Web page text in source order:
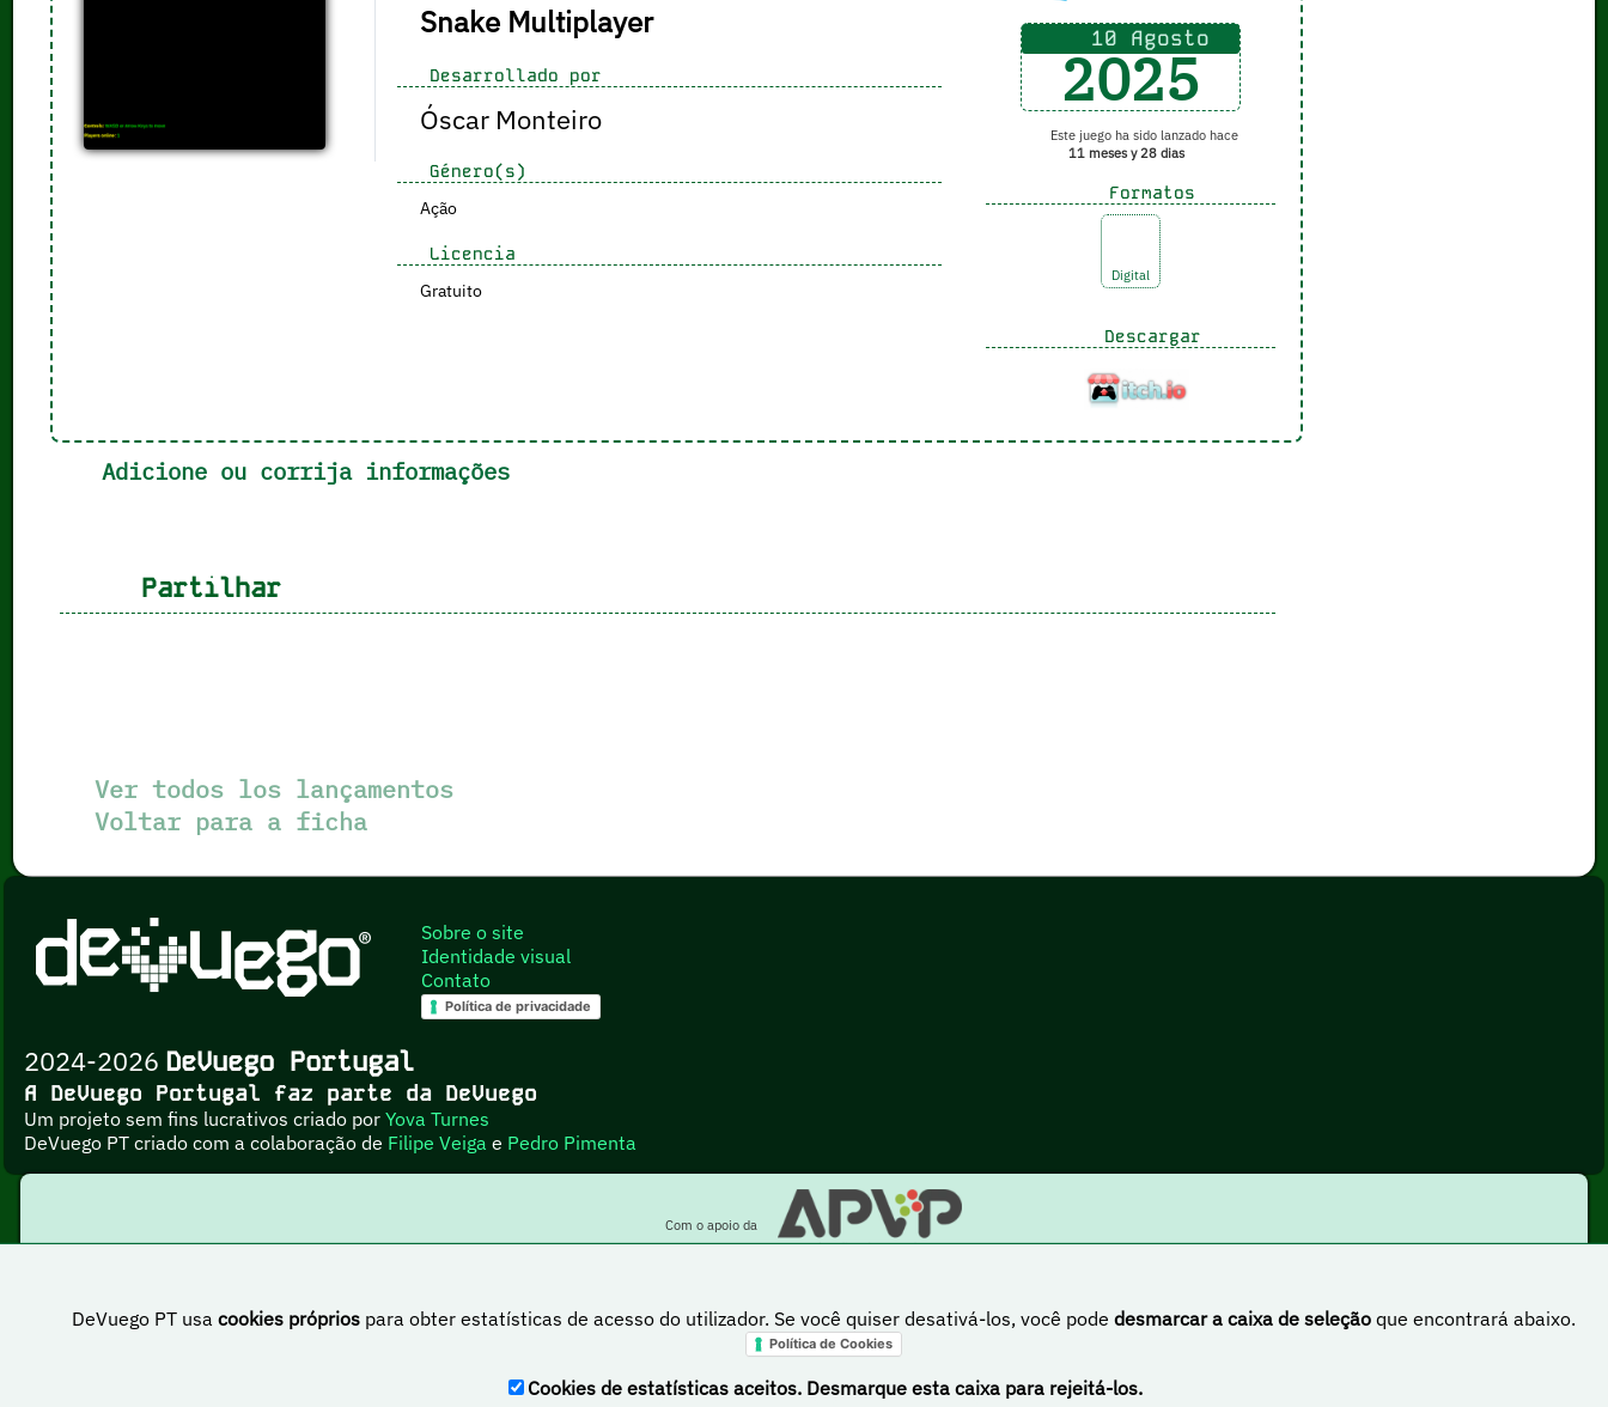
10 Agosto
2025
Este juego ha sido lanzado hace
11 meses y 28 dias
Formatos
Digital
Descargar
Snake Multiplayer
Desarrollado por
Óscar Monteiro
Género(s)
Ação
Licencia
Gratuito
Adicione ou corrija informações
Partilhar
Ver todos los lançamentos
Voltar para a ficha
DeVuego PT usa cookies própriospara obter estatísticas de acesso do utilizador. Se você quiser desativá-los, você pode desmarcar a caixa de seleçãoque encontrará abaixo.
Política de Cookies
Cookies de estatísticas aceitos. Desmarque esta caixa para rejeitá-los.
Sobre o site
Identidade visual
Contato
Política de privacidade
2024-2026 DeVuego Portugal
A DeVuego Portugal faz parte da DeVuego
Um projeto sem fins lucrativos criado porYova Turnes
DeVuego PT criado com a colaboração de Filipe Veiga e Pedro Pimenta
Com o apoio da
Esta obra está sob uma licença Creative Commons Atribuição-NãoComercial-PartilhaIgual 4.0 Internacional